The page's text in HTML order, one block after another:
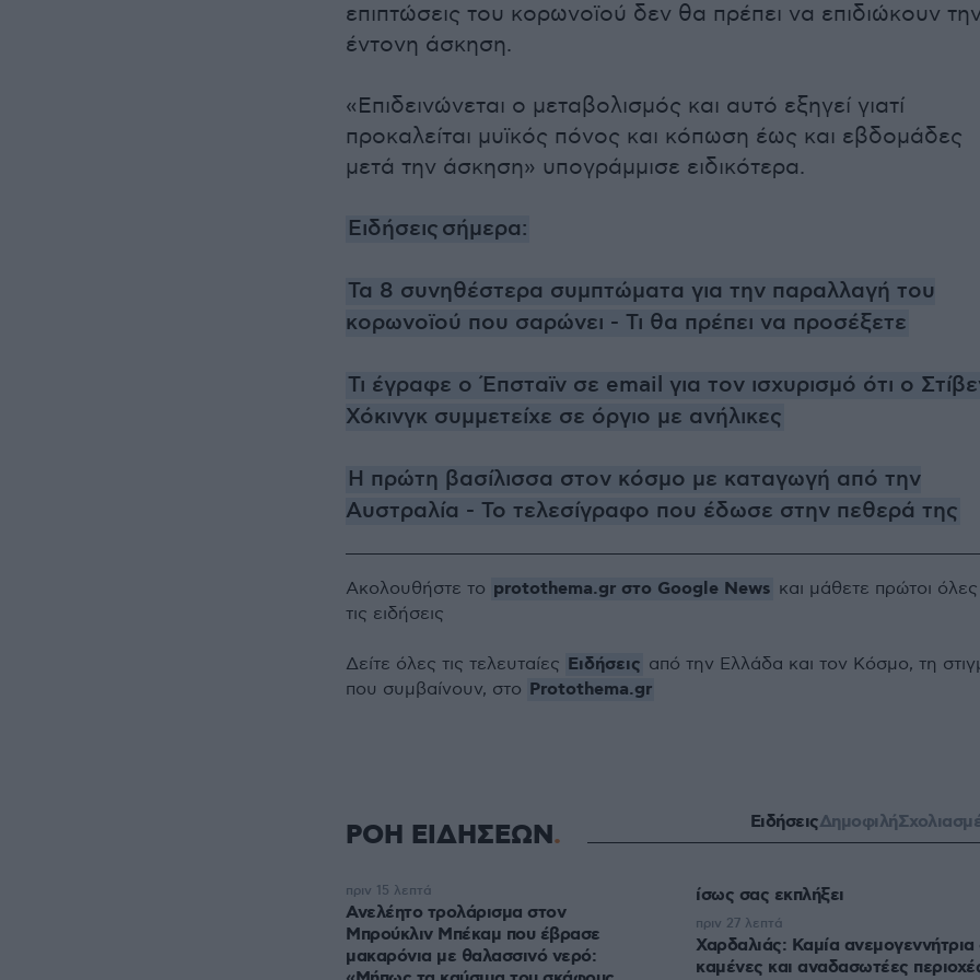
επιπτώσεις του κορωνοϊού δεν θα πρέπει να επιδιώκουν
έντονη άσκηση.
«Επιδεινώνεται ο μεταβολισμός και αυτό εξηγεί γιατί
προκαλείται μυϊκός πόνος και κόπωση έως και εβδομάδες
μετά την άσκηση» υπογράμμισε ειδικότερα.
Ειδήσεις σήμερα:
Τα 8 συνηθέστερα συμπτώματα για την παραλλαγή του
κορωνοϊού που σαρώνει - Τι θα πρέπει να προσέξετε
Τι έγραφε ο Έπσταϊν σε email για τον ισχυρισμό ότι ο
Χόκινγκ συμμετείχε σε όργιο με ανήλικες
Η πρώτη βασίλισσα στον κόσμο με καταγωγή από την
Αυστραλία - Το τελεσίγραφο που έδωσε στην πεθερά της
Ακολουθήστε το protothema.gr στο Google News και μάθετε πρώτοι όλες
τις ειδήσεις
Δείτε όλες τις τελευταίες Ειδήσεις από την Ελλάδα και τον Κόσμο, τη
που συμβαίνουν, στο Protothema.gr
ΡΟΗ ΕΙΔΗΣΕΩΝ ΕιδήσειςΔημοφιλή
Ανελέητο τρολάρισμα στον
Μπρούκλιν Μπέκαμ που έβρασε
μακαρόνια με θαλασσινό νερό:
πριν 15 λεπτά ίσως σας εκπλήξει
Χαρδαλιάς: Καμία ανεμογεννήτρια
καμένες και αναδασωτέες
πριν 27 λεπτά